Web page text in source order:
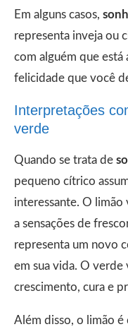
Em alguns casos,
representa inveja ou
com alguém que está
felicidade que você
Interpretações
verde
Quando se trata de
pequeno cítrico
interessante. O limão
a sensações de
representa um novo
em sua vida. O
crescimento, cura e
Além disso, o limão